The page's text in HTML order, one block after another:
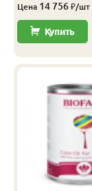
Цена 14 756 ₽/шт
Купить